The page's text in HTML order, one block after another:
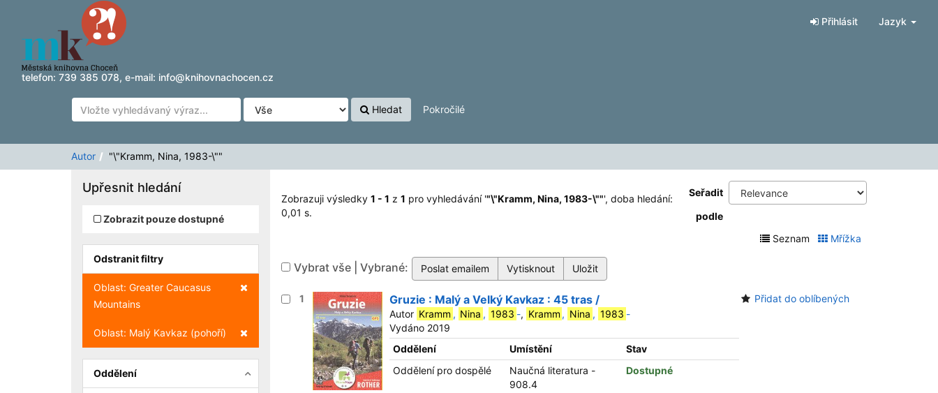
Zobrazuji výsledky1 - 1z1
Přeskočit na obsah
telefon: 739 385 078, e-mail: info@knihovnachocen.cz
Přihlásit Jazyk
Hledat Pokročilé
Autor "\"Kramm, Nina, 1983-\""
Zobrazuji výsledky 1 - 1 z 1 pro vyhledávání '"\"Kramm, Nina, 1983-\""', doba hledání:
0,01 s.
Seřadit
podle
Seznam
Mřížka
Vybrat vše | Vybrané:
1 Gruzie : Malý a Velký Kavkaz : 45 tras /
Autor Kramm , Nina , 1983 -, Kramm , Nina , 1983 -
Vydáno 2019
Oddělení
Umístění
Stav
Oddělení pro dospělé
Naučná literatura -
908.4
Dostupné
Přidat do oblíbených
Upřesnit hledání
Zobrazit pouze dostupné
Odstranit filtry
Zrušit filtr
Oblast: Greater Caucasus
Mountains
Zrušit filtr
Oblast: Malý Kavkaz (pohoří)
Oddělení